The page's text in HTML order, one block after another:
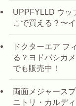
UPPFYLLD ウッ
こで買える？〜
ドクターエア フ
る？ヨドバシカ
でも販売中！
両面メジャース
ニトリ・カルデ